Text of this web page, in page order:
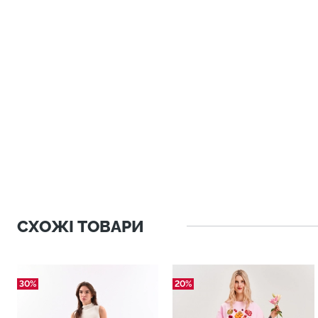
СХОЖІ ТОВАРИ
30% 20%